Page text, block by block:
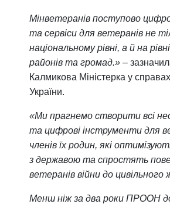
Мінветеранів поступово
та сервіси для ветеранів не
національному рівні, а й на
районів та громад.» –
Калмикова Міністерка у
України.
«Ми прагнемо створити всі
та цифрові інструменти для
членів їх родин, які
з державою та спростять
ветеранів війни до
Менш ніж за два роки ПРООН